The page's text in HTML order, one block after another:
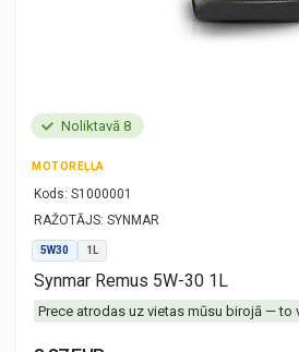
Noliktavā 8
MOTOREĻĻA
Kods: S1000001
RAŽOTĀJS: SYNMAR
5W30 1L
Synmar Remus 5W-30 1L
Prece atrodas uz vietas mūsu birojā — to